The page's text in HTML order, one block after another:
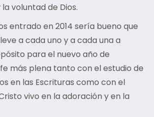
voluntad de Dios.
entrado en 2014 sería bueno que
a cada uno y a cada una a
para el nuevo año de
más plena tanto con el estudio de
en las Escrituras como con el
vivo en la adoración y en la